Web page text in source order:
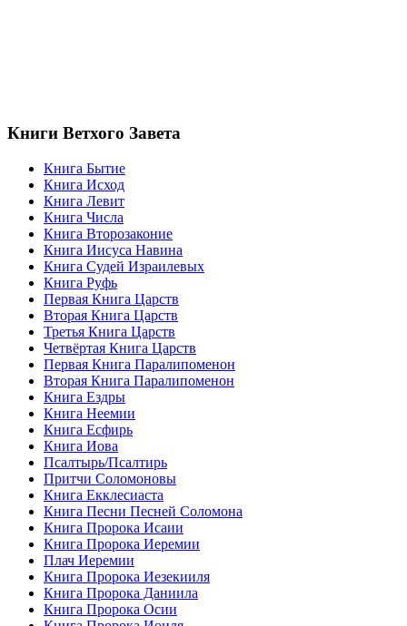
Книги Ветхого Завета
Книга Бытие
Книга Исход
Книга Левит
Книга Числа
Книга Второзаконие
Книга Иисуса Навина
Книга Судей Израилевых
Книга Руфь
Первая Книга Царств
Вторая Книга Царств
Третья Книга Царств
Четвёртая Книга Царств
Первая Книга Паралипоменон
Вторая Книга Паралипоменон
Книга Ездры
Книга Неемии
Книга Есфирь
Книга Иова
Псалтырь/Псалтирь
Притчи Соломоновы
Книга Екклесиаста
Книга Песни Песней Соломона
Книга Пророка Исаии
Книга Пророка Иеремии
Плач Иеремии
Книга Пророка Иезекииля
Книга Пророка Даниила
Книга Пророка Осии